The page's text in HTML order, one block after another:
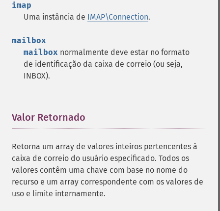
imap
Uma instância de IMAP\Connection.
mailbox
mailbox normalmente deve estar no formato
de identificação da caixa de correio (ou seja,
INBOX).
Valor Retornado
Retorna um array de valores inteiros pertencentes à
caixa de correio do usuário especificado. Todos os
valores contêm uma chave com base no nome do
recurso e um array correspondente com os valores de
uso e limite internamente.